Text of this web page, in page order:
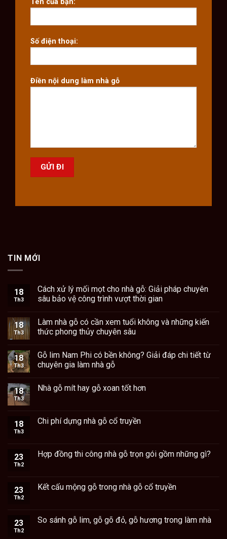
Tên của bạn:
Số điện thoại:
Điền nội dung làm nhà gỗ
TIN MỚI
18
Th3
Cách xử lý mối mọt cho nhà gỗ: Giải pháp chuyên
sâu bảo vệ công trình vượt thời gian
18
Th3
Làm nhà gỗ có cần xem tuổi không và những kiến
thức phong thủy chuyên sâu
18
Th3
Gỗ lim Nam Phi có bền không? Giải đáp chi tiết từ
chuyên gia làm nhà gỗ
18
Th3
Nhà gỗ mít hay gỗ xoan tốt hơn
18
Th3
Chi phí dựng nhà gỗ cổ truyền
23
Th2
Hợp đồng thi công nhà gỗ trọn gói gồm những gì?
23
Th2
Kết cấu mộng gỗ trong nhà gỗ cổ truyền
23
Th2
So sánh gỗ lim, gỗ gõ đỏ, gỗ hương trong làm nhà